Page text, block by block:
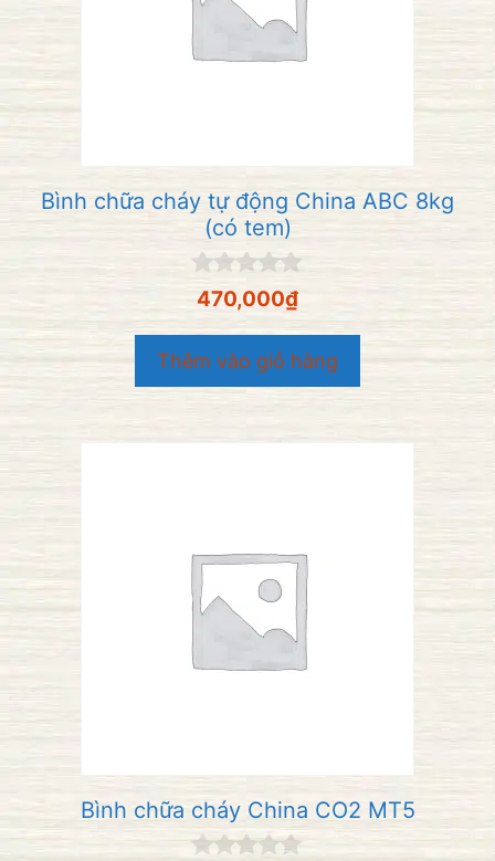
Bình chữa cháy tự động China ABC 8kg
(có tem)
0
g
o
à
i
470,000₫
Thêm vào giỏ hàng
Bình chữa cháy China CO2 MT5